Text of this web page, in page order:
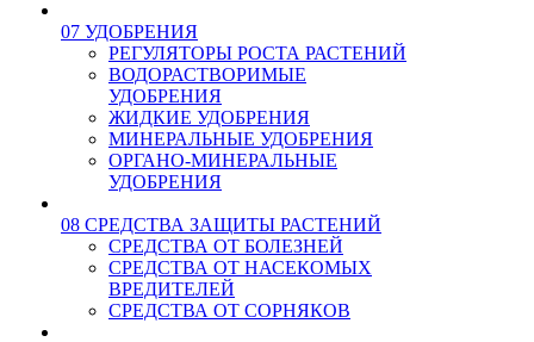
07 УДОБРЕНИЯ
РЕГУЛЯТОРЫ РОСТА РАСТЕНИЙ
ВОДОРАСТВОРИМЫЕ
УДОБРЕНИЯ
ЖИДКИЕ УДОБРЕНИЯ
МИНЕРАЛЬНЫЕ УДОБРЕНИЯ
ОРГАНО-МИНЕРАЛЬНЫЕ
УДОБРЕНИЯ
08 СРЕДСТВА ЗАЩИТЫ РАСТЕНИЙ
СРЕДСТВА ОТ БОЛЕЗНЕЙ
СРЕДСТВА ОТ НАСЕКОМЫХ
ВРЕДИТЕЛЕЙ
СРЕДСТВА ОТ СОРНЯКОВ